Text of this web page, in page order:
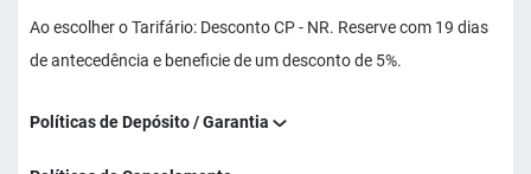
Ao escolher o Tarifário: Desconto CP - NR. Reserve com 19 dias
de antecedência e beneficie de um desconto de 5%.
Políticas de Depósito / Garantia